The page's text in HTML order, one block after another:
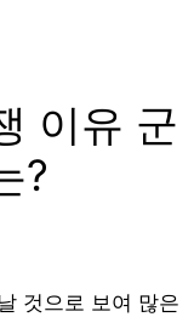
이유 군
?
것으로 보여 많은